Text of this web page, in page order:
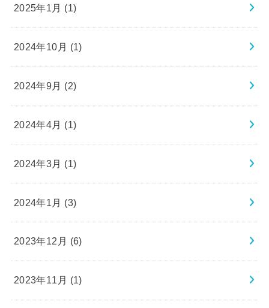
2025年1月 (1)
2024年10月 (1)
2024年9月 (2)
2024年4月 (1)
2024年3月 (1)
2024年1月 (3)
2023年12月 (6)
2023年11月 (1)